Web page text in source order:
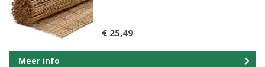
€ 25,49
Meer info